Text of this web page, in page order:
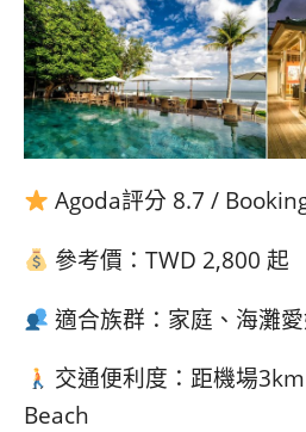
Agoda評分 8.7 /
參考價：TWD 2,800 起
適合族群：家庭、海灘
交通便利度：距機場
Beach